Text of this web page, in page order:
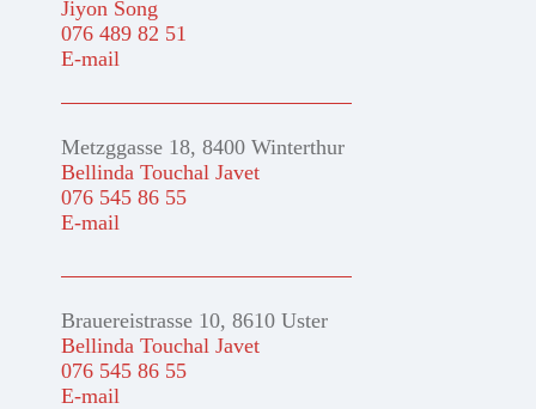
Jiyon Song
076 489 82 51
E-mail
Metzggasse 18, 8400 Winterthur
Bellinda Touchal Javet
076 545 86 55
E-mail
Brauereistrasse 10, 8610 Uster
Bellinda Touchal Javet
076 545 86 55
E-mail